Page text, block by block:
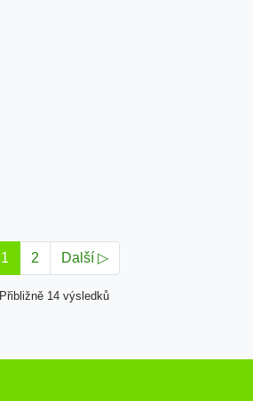
1 2 Další ▷
Přibližně 14 výsledků